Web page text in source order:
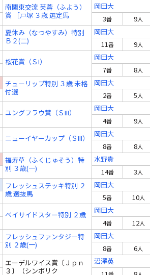
南関東交流 芙蓉（ふよう）
賞 ［戸塚 ３歳 選定馬
岡田大
3番 9人
夏休み（なつやすみ）特別
Ｂ２(二)
岡田大
11番 9人
桜花賞（ＳI）
岡田大
7番 8人
チューリップ特別 ３歳 未格
付選
岡田大
2番 5人
ユングフラウ賞（ＳIII）
岡田大
4番 9人
ニューイヤーカップ（ＳIII）
岡田大
8番 8人
福寿草（ふくじゅそう）特
別 ３歳(一)
水野貴
14番 3人
フレッシュステッキ特別 ２
歳 選抜馬
岡田大
5番 10人
ベイサイドスター特別 ２歳
岡田大
4番 12人
フレッシュファンタジー特
別 ２歳(一)
岡田大
8番 6人
エーデルワイス賞〔Ｊｐｎ
３〕（シンボリク
沼澤英